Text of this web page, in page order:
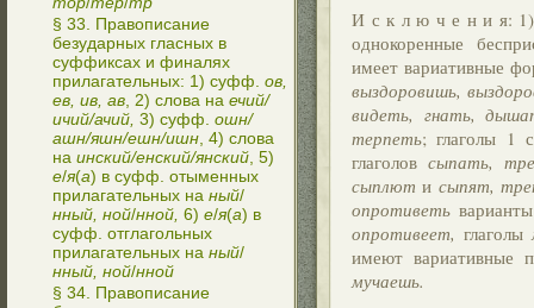
§ 33. Правописание
безударных гласных в
суффиксах и финалях
прилагательных: 1) суфф. ов,
ев, ив, ав , 2) слова на ечий/
ичий/ачий, 3) суфф. ошн/
ашн/яшн/ешн/ишн , 4) слова
на инский/енский/янский , 5)
е/я(а) в суфф. отыменных
прилагательных на ный/
нный, ной/нной, 6) е/я(а) в
суфф. отглагольных
прилагательных на ный/
нный, ной/нной
§ 34. Правописание
И с к л ю ч е н и я: 1)
однокоренные
имеет вариативные
выздоровишь,
видеть, гнать,
терпеть; глаголы 1
глаголовсыпать,
сыплют и сыпят,
опротиветь
опротивеет, глаголы
имеют вариативные
мучаешь.